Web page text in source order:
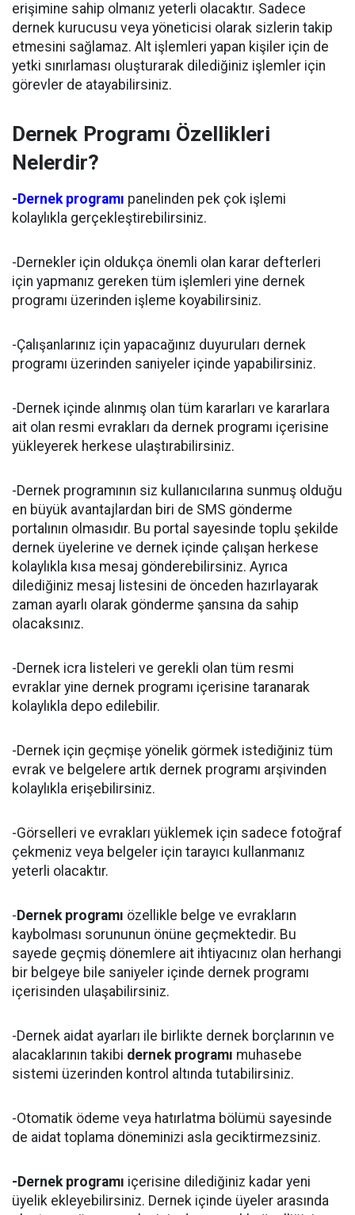
erişimine sahip olmanız yeterli olacaktır. Sadece
dernek kurucusu veya yöneticisi olarak sizlerin takip
etmesini sağlamaz. Alt işlemleri yapan kişiler için de
yetki sınırlaması oluşturarak dilediğiniz işlemler için
görevler de atayabilirsiniz.
Dernek Programı Özellikleri
Nelerdir?
- Dernek programı panelinden pek çok işlemi
kolaylıkla gerçekleştirebilirsiniz.
-Dernekler için oldukça önemli olan karar defterleri
için yapmanız gereken tüm işlemleri yine dernek
programı üzerinden işleme koyabilirsiniz.
-Çalışanlarınız için yapacağınız duyuruları dernek
programı üzerinden saniyeler içinde yapabilirsiniz.
-Dernek içinde alınmış olan tüm kararları ve kararlara
ait olan resmi evrakları da dernek programı içerisine
yükleyerek herkese ulaştırabilirsiniz.
-Dernek programının siz kullanıcılarına sunmuş olduğu
en büyük avantajlardan biri de SMS gönderme
portalının olmasıdır. Bu portal sayesinde toplu şekilde
dernek üyelerine ve dernek içinde çalışan herkese
kolaylıkla kısa mesaj gönderebilirsiniz. Ayrıca
dilediğiniz mesaj listesini de önceden hazırlayarak
zaman ayarlı olarak gönderme şansına da sahip
olacaksınız.
-Dernek icra listeleri ve gerekli olan tüm resmi
evraklar yine dernek programı içerisine taranarak
kolaylıkla depo edilebilir.
-Dernek için geçmişe yönelik görmek istediğiniz tüm
evrak ve belgelere artık dernek programı arşivinden
kolaylıkla erişebilirsiniz.
-Görselleri ve evrakları yüklemek için sadece fotoğraf
çekmeniz veya belgeler için tarayıcı kullanmanız
yeterli olacaktır.
- Dernek programı özellikle belge ve evrakların
kaybolması sorununun önüne geçmektedir. Bu
sayede geçmiş dönemlere ait ihtiyacınız olan herhangi
bir belgeye bile saniyeler içinde dernek programı
içerisinden ulaşabilirsiniz.
-Dernek aidat ayarları ile birlikte dernek borçlarının ve
alacaklarının takibi dernek programı muhasebe
sistemi üzerinden kontrol altında tutabilirsiniz.
-Otomatik ödeme veya hatırlatma bölümü sayesinde
de aidat toplama döneminizi asla geciktirmezsiniz.
-Dernek programı içerisine dilediğiniz kadar yeni
üyelik ekleyebilirsiniz. Dernek içinde üyeler arasında